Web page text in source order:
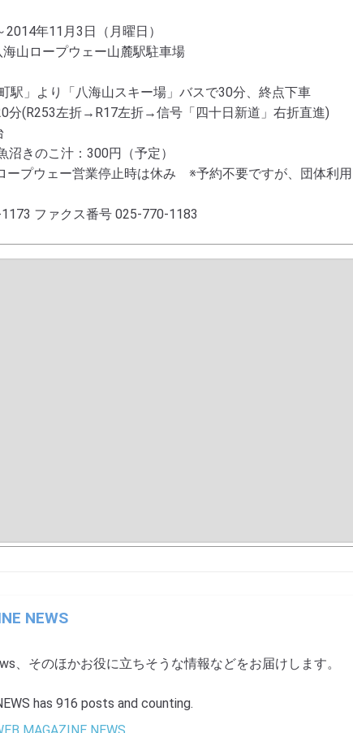
年11月3日（月曜日）
山ロープウェー山麓駅駐車場
」より「八海山スキー場」バスで30分、終点下車
(R253左折→R17左折→信号「四十日新道」右折直進)
きのこ汁：300円（予定）
プウェー営業停止時は休み ※予約不要ですが、団体利用
ファクス番号 025-770-1183
NEWS
、そのほかお役に立ちそうな情報などをお届けします。
has 916 posts and counting.
MAGAZINE NEWS